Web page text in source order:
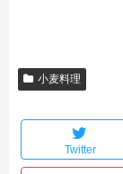
小麦料理
Twitter